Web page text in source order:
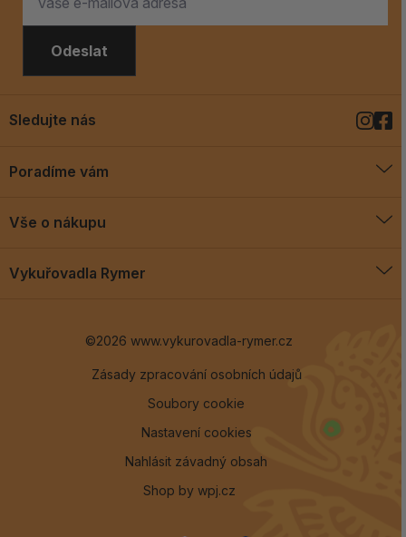
Odeslat
Poradíme vám
Blog
Vše o nákupu
Vykuřovadla Rymer
Sledujte nás
©2026 www.vykurovadla-rymer.cz
Zásady zpracování osobních údajů
Soubory cookie
Nastavení cookies
Nahlásit závadný obsah
Shop by wpj.cz